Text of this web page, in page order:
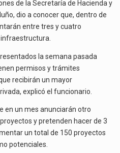
El superávit comercial de México con Estados Unidos alcanzó 102,581 millones de dólares (mdd) en…
MÁS
DE
INVERSIÓN
EN
PRÓXIMOS
MESES
de la Secretaría de Hacienda y
dio a conocer que, dentro de
entre tres y cuatro
la semana pasada
permisos y trámites
recibirán un mayor
explicó el funcionario.
en un mes anunciarán otro
y pretenden hacer de 3
un total de 150 proyectos
potenciales.